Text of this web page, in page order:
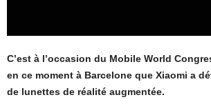
C’est à l’occasion du Mobile World
en ce moment à Barcelone que Xiaomi a
de lunettes de réalité augmentée.